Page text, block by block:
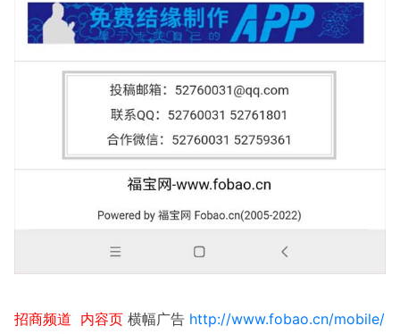
招商频道 内容页 横幅广告 http://www.fobao.cn/mobile/